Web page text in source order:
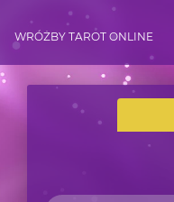
WRÓŻBY TAROT ONLINE